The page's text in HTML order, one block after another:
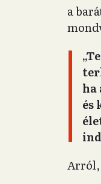
a
ha
és
Arról,